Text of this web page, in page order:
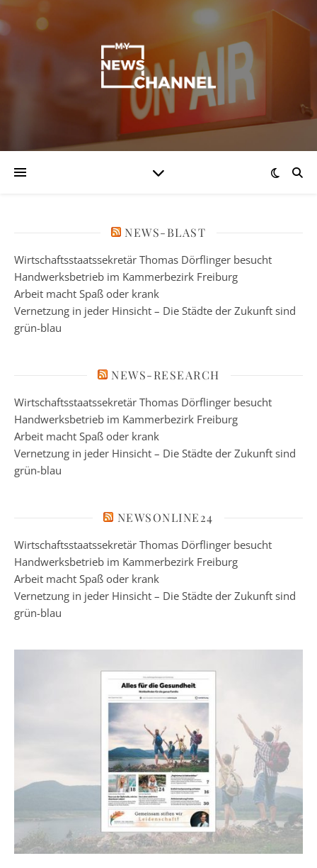
NEWS-BLAST
Wirtschaftsstaatssekretär Thomas Dörflinger besucht
Handwerksbetrieb im Kammerbezirk Freiburg
Arbeit macht Spaß oder krank
Vernetzung in jeder Hinsicht – Die Städte der Zukunft sind
grün-blau
NEWS-RESEARCH
Wirtschaftsstaatssekretär Thomas Dörflinger besucht
Handwerksbetrieb im Kammerbezirk Freiburg
Arbeit macht Spaß oder krank
Vernetzung in jeder Hinsicht – Die Städte der Zukunft sind
grün-blau
NEWSONLINE24
Wirtschaftsstaatssekretär Thomas Dörflinger besucht
Handwerksbetrieb im Kammerbezirk Freiburg
Arbeit macht Spaß oder krank
Vernetzung in jeder Hinsicht – Die Städte der Zukunft sind
grün-blau